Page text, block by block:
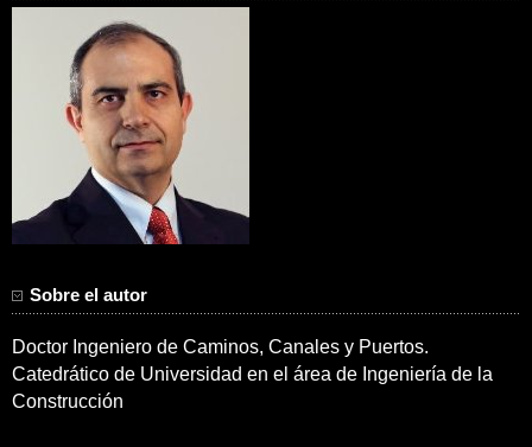
Sobre el autor
Doctor Ingeniero de Caminos, Canales y Puertos.
Catedrático de Universidad en el área de Ingeniería de la
Construcción